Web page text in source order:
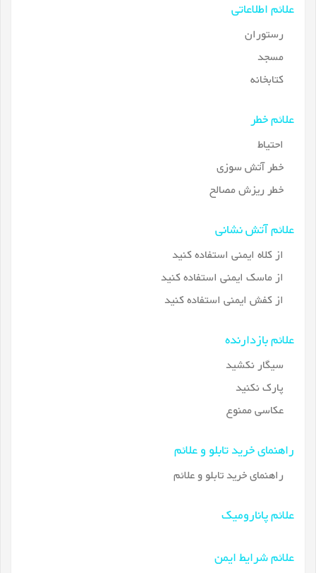
علائم اطلاعاتی
رستوران
مسجد
کتابخانه
علائم خطر
احتیاط
خطر آتش سوزی
خطر ریزش مصالح
علائم آتش نشانی
از کلاه ایمنی استفاده کنید
از ماسک ایمنی استفاده کنید
از کفش ایمنی استفاده کنید
علائم بازدارنده
سیگار نکشید
پارک نکنید
عکاسی ممنوع
راهنمای خرید تابلو و علائم
راهنمای خرید تابلو و علائم
علائم پانارومیک
علائم شرایط ایمن